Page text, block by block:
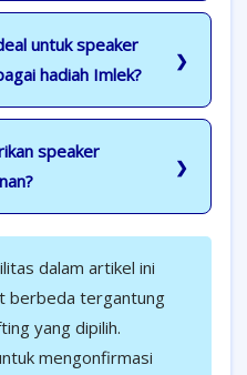
untuk speaker
hadiah Imlek?
speaker
dalam artikel ini
berbeda tergantung
yang dipilih.
mengonfirmasi